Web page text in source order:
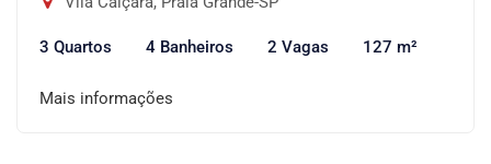
3 Quartos 4 Banheiros 2 Vagas 127 m²
Mais informações